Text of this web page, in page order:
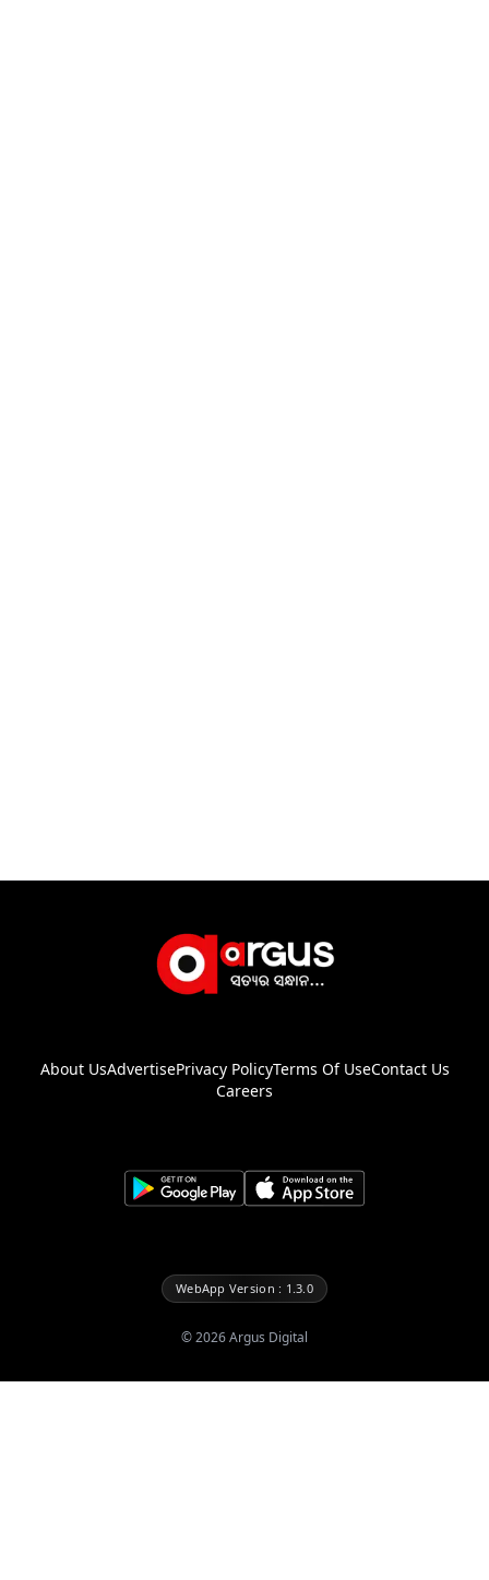
About UsAdvertisePrivacy PolicyTerms Of UseContact Us
Careers
WebApp Version : 1.3.0
©2026Argus Digital